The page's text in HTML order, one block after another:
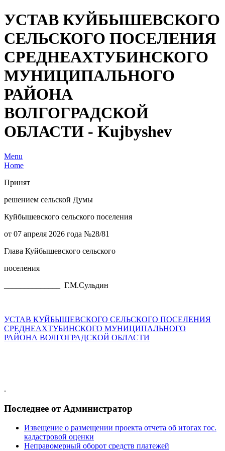
УСТАВ КУЙБЫШЕВСКОГО
СЕЛЬСКОГО ПОСЕЛЕНИЯ
СРЕДНЕАХТУБИНСКОГО
МУНИЦИПАЛЬНОГО
РАЙОНА
ВОЛГОГРАДСКОЙ
ОБЛАСТИ - Kujbyshev
Menu
Home
Принят
решением сельской Думы
Куйбышевского сельского поселения
от 07 апреля 2026 года №28/81
Глава Куйбышевского сельского
поселения
______________ Г.М.Сульдин
УСТАВ КУЙБЫШЕВСКОГО СЕЛЬСКОГО ПОСЕЛЕНИЯ
СРЕДНЕАХТУБИНСКОГО МУНИЦИПАЛЬНОГО
РАЙОНА ВОЛГОГРАДСКОЙ ОБЛАСТИ
.
Последнее от Администратор
Извещение о размещении проекта отчета об итогах гос.
кадастровой оценки
Неправомерный оборот средств платежей